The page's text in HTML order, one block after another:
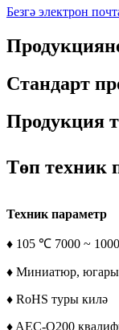
Безгә электрон
Стандарт
Продукция
Төп техник
Техник параметр
♦ 105 ℃ 7000 ~
♦ Миниатюр, югары
♦ RoHS туры килә
♦ AEC-Q200